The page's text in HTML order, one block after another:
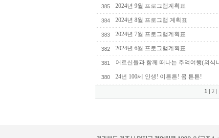
385 2024년 9월 프로그램계획표
384 2024년 8월 프로그램 계획표
383 2024년 7월 프로그램계획표
382 2024년 6월 프로그램계획표
381 어르신들과 함께 떠나는 추억여행(외식
380 24년 100세 인생! 이튼튼! 몸 튼튼!
1 | 2 |